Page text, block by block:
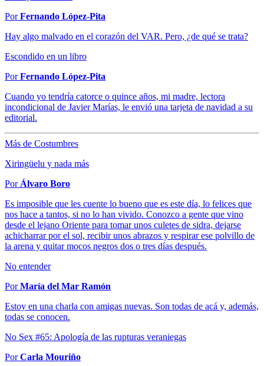
PorFernando López-Pita
Hay algo malvado en el corazón del VAR. Pero, ¿de qué se trata?
Escondido en un libro
PorFernando López-Pita
Cuando yo tendría catorce o quince años, mi madre, lectora
incondicional de Javier Marías, le envió una tarjeta de navidad a su
editorial.
Más de Costumbres
Xiringüelu y nada más
Por Álvaro Boro
Es imposible que les cuente lo bueno que es este día, lo felices que
nos hace a tantos, si no lo han vivido. Conozco a gente que vino
desde el lejano Oriente para tomar unos culetes de sidra, dejarse
achicharrar por el sol, recibir unos abrazos y respirar ese polvillo de
la arena y quitar mocos negros dos o tres días después.
No entender
PorMaría del Mar Ramón
Estoy en una charla con amigas nuevas. Son todas de acá y, además,
todas se conocen.
No Sex #65: Apología de las rupturas veraniegas
PorCarla Mouriño